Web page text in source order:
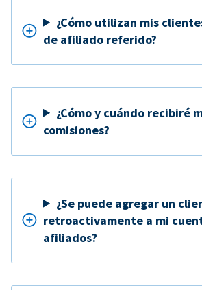
¿Cómo utilizan mis
de afiliado referido?
¿Cómo y cuándo recibiré
comisiones?
¿Se puede agregar un
retroactivamente a mi
afiliados?